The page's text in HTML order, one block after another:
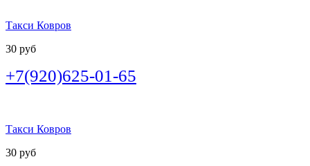
Такси Ковров
30 руб
+7(920)625-01-65
Такси Ковров
30 руб